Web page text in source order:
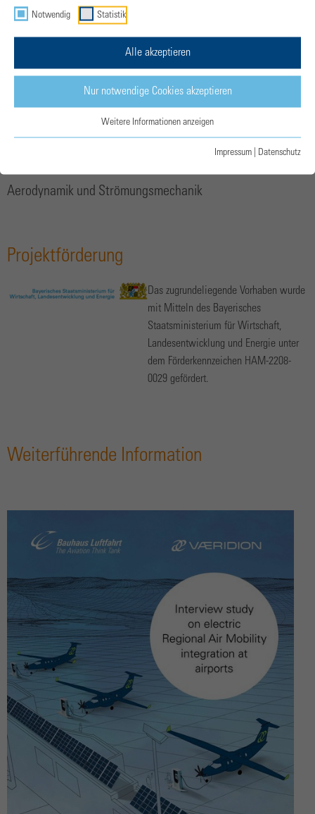
Partner
VÆRIDION
Technische Universität München: Lehrstuhl für Carbon
Aerodynamik und Strömungsmechanik
Projektförderung
Das zugrundeliegende Vorhaben wurde
mit Mitteln des Bayerisches
Staatsministerium für Wirtschaft,
Landesentwicklung und Energie unter
dem Förderkennzeichen HAM-2208-
0029 gefördert.
Weiterführende Information
Notwendig Statistik
Alle akzeptieren
Nur notwendige Cookies akzeptieren
Weitere Informationen anzeigen
Impressum Datenschutz